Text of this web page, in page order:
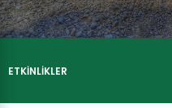
ETKİNLİKLER